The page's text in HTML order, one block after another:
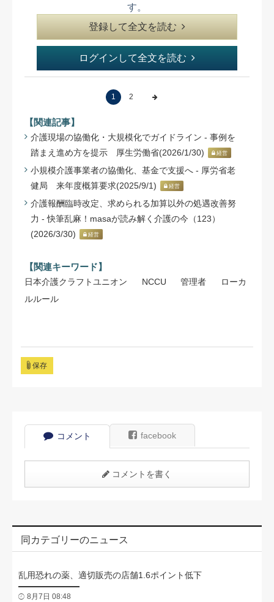
す。
登録して全文を読む
ログインして全文を読む
1 2
【関連記事】
介護現場の協働化・大規模化でガイドライン - 事例を
踏まえ進め方を提示 厚生労働省(2026/1/30)
経営
小規模介護事業者の協働化、基金で支援へ - 厚労省老
健局 来年度概算要求(2025/9/1)
経営
介護報酬臨時改定、求められる加算以外の処遇改善努
力 - 快筆乱麻！masaが読み解く介護の今（123）
(2026/3/30)
経営
【関連キーワード】
日本介護クラフトユニオン NCCU 管理者
ローカ
ルルール
保存
コメント facebook
コメントを書く
同カテゴリーのニュース
乱用恐れの薬、適切販売の店舗1.6ポイント低下
8月7日 08:48